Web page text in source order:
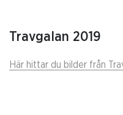
Travgalan 2019
Här hittar du bilder från